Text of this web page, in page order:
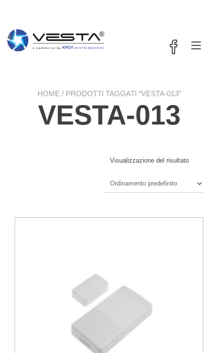
HOME / PRODOTTI TAGGATI “VESTA-013”
VESTA-013
Visualizzazione del risultato